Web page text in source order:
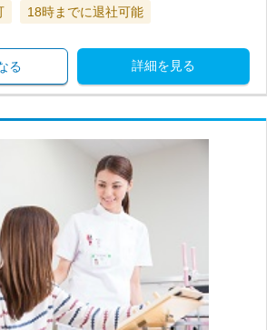
18時までに退社可能
詳細を見る
る